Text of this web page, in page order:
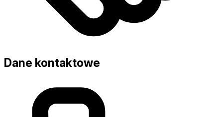
Dane kontaktowe